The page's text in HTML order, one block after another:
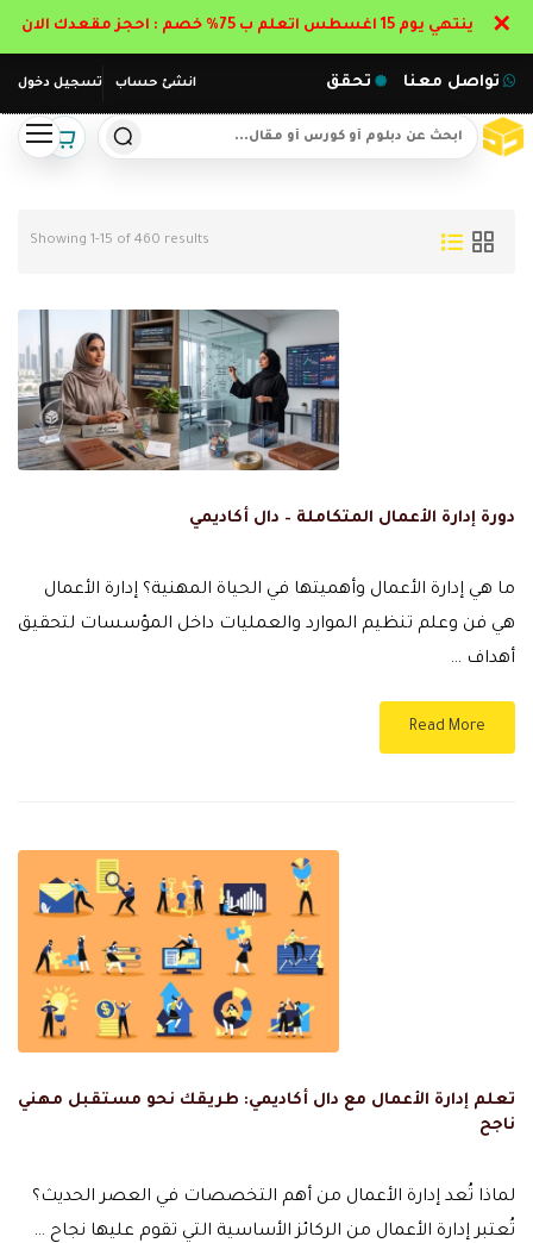
انشئ حساب تسجيل دخول تواصل معنا تحقق
Showing 1-15 of 460 results
دورة إدارة الأعمال المتكاملة – دال أكاديمي
ما هي إدارة الأعمال وأهميتها في الحياة المهنية؟ إدارة الأعمال
هي فن وعلم تنظيم الموارد والعمليات داخل المؤسسات لتحقيق
أهداف …
Read More
تعلم إدارة الأعمال مع دال أكاديمي: طريقك نحو مستقبل مهني
ناجح
لماذا تُعد إدارة الأعمال من أهم التخصصات في العصر الحديث؟
تُعتبر إدارة الأعمال من الركائز الأساسية التي تقوم عليها نجاح …
ينتهي يوم 15 اغسطس اتعلم ب 75% خصم : احجز مقعدك الان ✕